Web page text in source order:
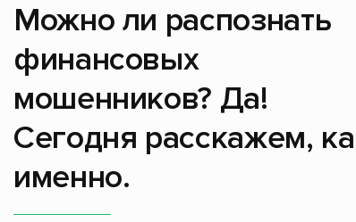
Можно ли распознать
финансовых
мошенников? Да!
Сегодня расскажем,
именно.